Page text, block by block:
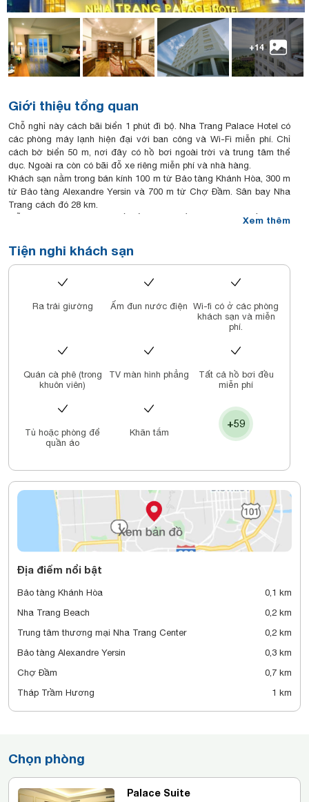
+14
Giới thiệu tổng quan
Chỗ nghỉ này cách bãi biển 1 phút đi bộ. Nha Trang Palace Hotel có
các phòng máy lạnh hiện đại với ban công và Wi-Fi miễn phí. Chỉ
cách bờ biển 50 m, nơi đây có hồ bơi ngoài trời và trung tâm thể
dục. Ngoài ra còn có bãi đỗ xe riêng miễn phí và nhà hàng.
Khách sạn nằm trong bán kính 100 m từ Bảo tàng Khánh Hòa, 300 m
từ Bảo tàng Alexandre Yersin và 700 m từ Chợ Đầm. Sân bay Nha
Trang cách đó 28 km.
Mỗi phòng nhìn ra thành phố/biển tại đây đều có khu vực tiếp khách
sinh cá nhân miễn phí. Ngoài ra còn có truyền hình cáp màn hình
phẳng, két an toàn và minibar.
Các tiện nghi khác bao gồm dịch vụ đặt vé, bàn đặt tour và chỗ để
độc lập.
Xem thêm
Tiện nghi khách sạn
Ra trải giường Ấm đun nước điện
Wi-fi có ở các phòng
khách sạn và miễn
phí.
Quán cà phê (trong
khuôn viên)
TV màn hình phẳng
Tất cả hồ bơi đều
miễn phí
Tủ hoặc phòng để
quần áo
Khăn tắm
+59
Địa điểm nổi bật
Bảo tàng Khánh Hòa
0,1 km
Nha Trang Beach
0,2 km
Trung tâm thương mại Nha Trang Center
0,2 km
Bảo tàng Alexandre Yersin
0,3 km
Chợ Đầm
0,7 km
Tháp Trầm Hương
1 km
Chọn phòng
Palace Suite